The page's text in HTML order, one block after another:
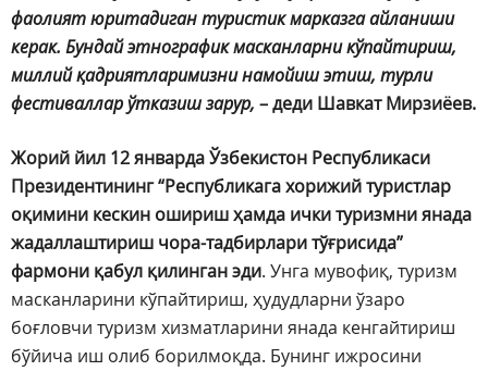
фаолият юритадиган туристик марказга айланиши
керак. Бундай этнографик масканларни кўпайтириш,
миллий қадриятларимизни намойиш этиш, турли
фестиваллар ўтказиш зарур, – деди Шавкат Мирзиёев.
Жорий йил 12 январда Ўзбекистон Республикаси
Президентининг “Республикага хорижий туристлар
оқимини кескин ошириш ҳамда ички туризмни янада
жадаллаштириш чора-тадбирлари тўғрисида”
фармони қабул қилинган эди. Унга мувофиқ, туризм
масканларини кўпайтириш, ҳудудларни ўзаро
боғловчи туризм хизматларини янада кенгайтириш
бўйича иш олиб борилмоқда. Бунинг ижросини